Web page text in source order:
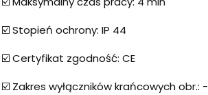
☑️ Stopień ochrony: IP 44
☑️ Certyfikat zgodność: CE
☑️ Zakres wyłączników krańcowych obr.: -